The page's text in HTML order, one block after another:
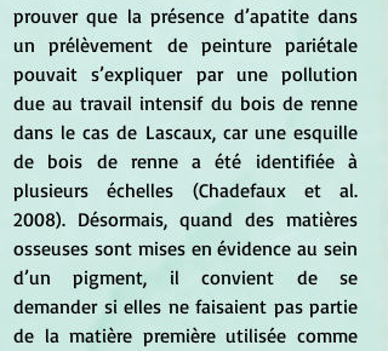
prouver que la présence d’apatite dans
un prélèvement de peinture pariétale
pouvait s’expliquer par une pollution
due au travail intensif du bois de renne
dans le cas de Lascaux, car une esquille
de bois de renne a été identifiée à
plusieurs échelles (Chadefaux et al.
2008). Désormais, quand des matières
osseuses sont mises en évidence au sein
d’un pigment, il convient de se
demander si elles ne faisaient pas partie
de la matière première utilisée comme